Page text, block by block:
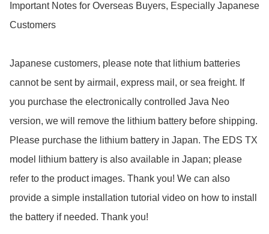
Important Notes for Overseas Buyers, Especially Japanese
Customers
Japanese customers, please note that lithium batteries
cannot be sent by airmail, express mail, or sea freight. If
you purchase the electronically controlled Java Neo
version, we will remove the lithium battery before shipping.
Please purchase the lithium battery in Japan. The EDS TX
model lithium battery is also available in Japan; please
refer to the product images. Thank you! We can also
provide a simple installation tutorial video on how to install
the battery if needed. Thank you!